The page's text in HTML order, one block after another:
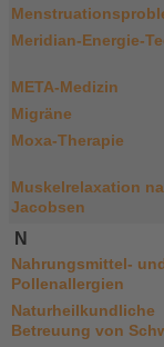
Meridian-Energie-
META-Medizin
Migräne
Moxa-Therapie
Muskelrelaxation
Jacobsen
N
Nahrungsmittel-
Pollenallergien
Naturheilkundliche
Betreuung von